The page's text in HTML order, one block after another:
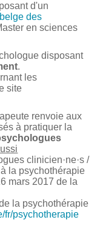
d'un
des
en sciences
disposant
.
les
site
renvoie aux
à pratiquer la
clinicien·ne·s /
la psychothérapie
mars 2017 de la
la psychothérapie
fr/psychotherapie